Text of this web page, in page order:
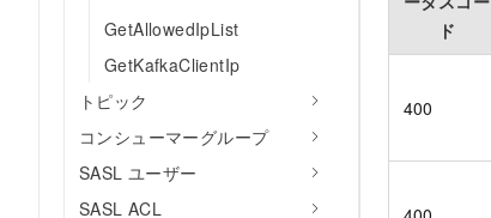
GetAllowedIpList
GetKafkaClientIp
トピック
コンシューマーグループ
SASL ユーザー
SASL ACL
ド
400